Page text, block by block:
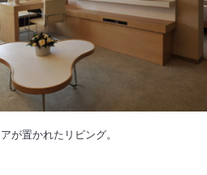
が置かれたリビング。